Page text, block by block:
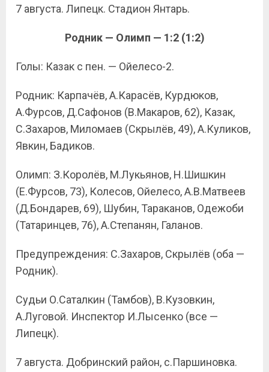
7 августа. Липецк. Стадион Янтарь.
Родник — Олимп — 1:2 (1:2)
Голы: Казак с пен. — Ойелесо-2.
Родник: Карпачёв, А.Карасёв, Курдюков,
А.Фурсов, Д.Сафонов (В.Макаров, 62), Казак,
С.Захаров, Миломаев (Скрылёв, 49), А.Куликов,
Явкин, Бадиков.
Олимп: З.Королёв, М.Лукьянов, Н.Шишкин
(Е.Фурсов, 73), Колесов, Ойелесо, А.В.Матвеев
(Д.Бондарев, 69), Шубин, Тараканов, Одежоби
(Татаринцев, 76), А.Степанян, Галанов.
Предупреждения: С.Захаров, Скрылёв (оба —
Родник).
Судьи О.Саталкин (Тамбов), В.Кузовкин,
А.Луговой. Инспектор И.Лысенко (все —
Липецк).
7 августа. Добринский район, с.Паршиновка.